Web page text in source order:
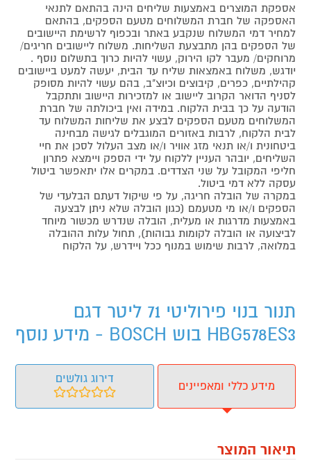
אספקת המוצרים באמצעות שליחים הינה בהתאם לתנאי
האספקה של חברת המשלוחים מטעם הספקים, בהתאם
למחיר דמי המשלוח שנקבע באתר ובכפוף לרשימת היישובים
של הספקים בהן מתבצעת השליחות. משלוח ליישובים חריגים/
מרוחקים/ מעבר לקו הירוק, עשוי להיות כרוך בתשלום נוסף .
יודגש, משלוח באמצאות שליח עד הבית, יעשה למעט ביישובים
קהילתיים, כפרים, קיבוצים וכיוצ"ב, בהם עשוי להיות מסופק
לסניף הדואר הקרוב ליישוב או למזכירות היישוב ותתקבל
הודעה על כך בבית הלקוח. במידה ואין ביכולתה של חברת
המשלוחים מטעם הספקים לבצע את שליחות המשלוח עד
לבית הלקוח, לרבות באזורים המוגבלים לגישה מבחינה
ביטחונית ו/או תנאי מזג אוויר ו/או מצב העלול לסכן את חיי
השליחים, יובהר העניין ללקוח על ידי הספק ויימצא פתרון
חליפי המקובל על שני הצדדים. במקרים אלו יתאפשר ביטול
עסקה ללא דמי ביטול.
במקרה של הובלה חריגה, על פי שיקול דעתם הבלעדי של
הספקים ו/או מי מטעמם (כגון הובלה שלא ניתן לבצעה
באמצעות מדרגות או מעלית, הובלה שנדרש מכשור מיוחד
לביצועה או הובלה לקומות גבוהות), תחול עלות ההובלה
במלואה, לרבות שימוש במנוף ככל ויידרש, על הלקוח
תנור בנוי פירוליטי 71 ליטר דגם
HBG578ES3 בוש BOSCH - מידע נוסף
מידע כללי ומאפיינים
דירוג גולשים
תיאור המוצר